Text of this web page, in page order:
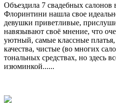
Объездила 7 свадебных
Флоринтини нашла свое
девушки приветливые,
навязывают своё мнение, что
уютный, самые классные
качества, чистые (во многих
тональных средствах, но здесь
изюминкой......